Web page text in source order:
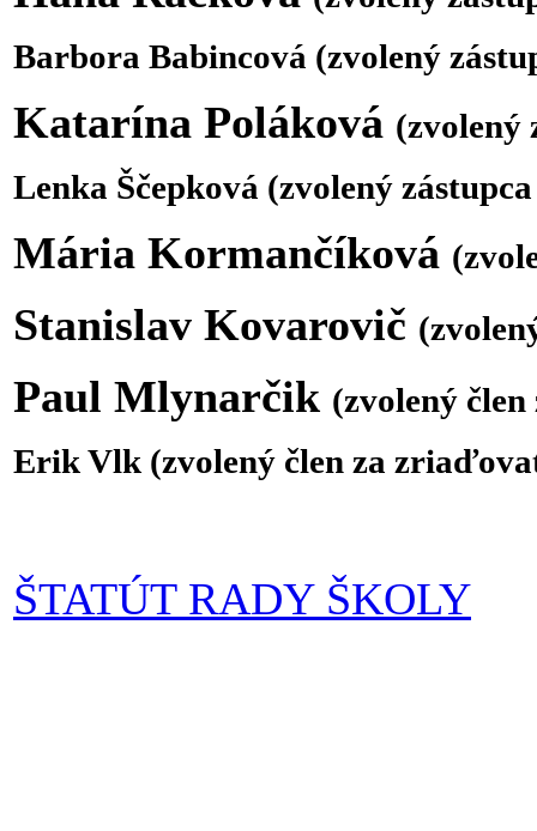
Barbora Babincová (zvolený
Katarína Poláková (zvolený
Lenka Ščepková (zvolený
Mária Kormančíková
Stanislav Kovarovič
Paul Mlynarčik (zvolený
Erik Vlk (zvolený člen za
ŠTATÚT RADY ŠKOLY